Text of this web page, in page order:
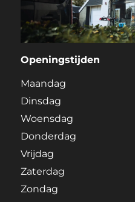
Openingstijden
Maandag
Dinsdag
Woensdag
Donderdag
Vrijdag
Zaterdag
Zondag